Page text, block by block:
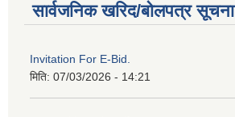
सार्वजनिक खरिद/बोलपत्र सूचना
Invitation For E-Bid.
मिति: 07/03/2026 - 14:21